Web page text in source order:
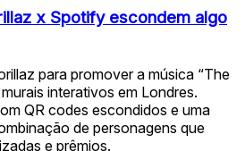
x Spotify escondem algo
para promover a música “The
interativos em Londres.
QR codes escondidos e uma
de personagens que
e prêmios.